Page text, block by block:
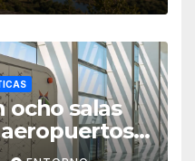
ocho salas